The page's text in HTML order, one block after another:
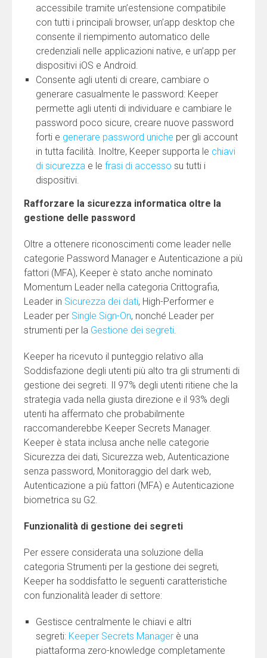
accessibile tramite un’estensione compatibile
con tutti i principali browser, un’app desktop che
consente il riempimento automatico delle
credenziali nelle applicazioni native, e un’app per
dispositivi iOS e Android.
Consente agli utenti di creare, cambiare o
generare casualmente le password: Keeper
permette agli utenti di individuare e cambiare le
password poco sicure, creare nuove password
forti e generare password uniche per gli account
in tutta facilità. Inoltre, Keeper supporta le chiavi
di sicurezza e le frasi di accesso su tutti i
dispositivi.
Rafforzare la sicurezza informatica oltre la
gestione delle password
Oltre a ottenere riconoscimenti come leader nelle
categorie Password Manager e Autenticazione a più
fattori (MFA), Keeper è stato anche nominato
Momentum Leader nella categoria Crittografia,
Leader in Sicurezza dei dati, High-Performer e
Leader per Single Sign-On, nonché Leader per
strumenti per la Gestione dei segreti
Keeper ha ricevuto il punteggio relativo alla
Soddisfazione degli utenti più alto tra gli strumenti di
gestione dei segreti. Il 97% degli utenti ritiene che la
strategia vada nella giusta direzione e il 93% degli
utenti ha affermato che probabilmente
raccomanderebbe Keeper Secrets Manager.
Keeper è stata inclusa anche nelle categorie
Sicurezza dei dati, Sicurezza web, Autenticazione
senza password, Monitoraggio del dark web,
Autenticazione a più fattori (MFA) e Autenticazione
biometrica su G2.
Funzionalità di gestione dei segreti
Per essere considerata una soluzione della
categoria Strumenti per la gestione dei segreti,
Keeper ha soddisfatto le seguenti caratteristiche
con funzionalità leader di settore:
Gestisce centralmente le chiavi e altri
segreti: Keeper Secrets Manager è una
piattaforma zero-knowledge completamente